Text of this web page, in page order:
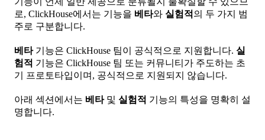
로, ClickHouse에서는 기능을 베타와 실험적 의 두 가지 범
주로 구분합니다.
베타기능은 ClickHouse 팀이 공식적으로 지원합니다. 실
험적 기능은 ClickHouse 팀 또는 커뮤니티가 주도하는 초
기 프로토타입이며, 공식적으로 지원되지 않습니다.
아래 섹션에서는 베타및 실험적 기능의 특성을 명확히 설
명합니다.